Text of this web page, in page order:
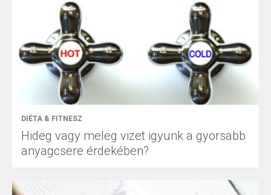
DIÉTA & FITNESZ
Hideg vagy meleg vizet igyunk a gyorsabb
anyagcsere érdekében?